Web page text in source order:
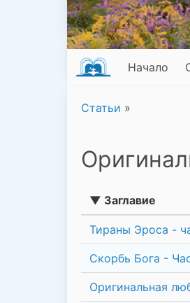
Начало
Статьи »
▼ Заглавие
Тираны Эроса -
Скорбь Бога -
Оригинальная